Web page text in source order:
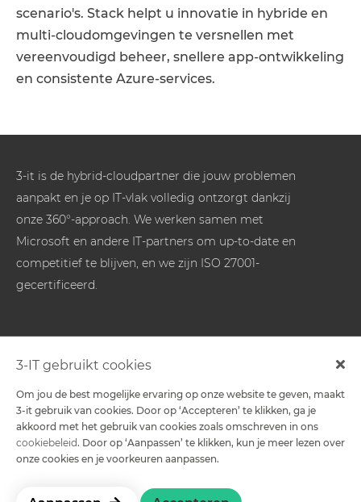
3-IT gebruikt cookies
Om jou de best mogelijke ervaring op onze website te geven, maakt
3-it gebruik van cookies. Door op ‘Accepteren’ te klikken, ga je
akkoord met het gebruik van cookies zoals omschreven in ons
cookiebeleid. Door op ‘Aanpassen’ te klikken, kun je meer lezen over
onze cookies en je voorkeuren aanpassen.
scenario's. Stack helpt u innovatie in hybride en
multi-cloudomgevingen te versnellen met
vereenvoudigd beheer, snellere app-ontwikkeling
en consistente Azure-services.
3-it is de hybrid-cloudpartner die jouw problemen
aanpakt en je op IT-vlak volledig ontzorgt dankzij
onze 360°-approach. We werken samen met
Microsoft en andere IT-partners om up-to-date en
competitief te blijven, en we zijn ISO 27001-
gecertificeerd.
-
Contact